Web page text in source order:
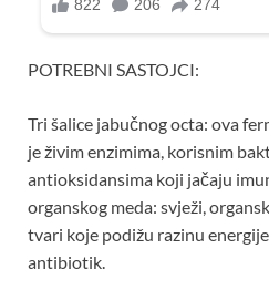
POTREBNI SASTOJCI:
Tri šalice jabučnog octa: ova
je živim enzimima, korisnim
antioksidansima koji jačaju
organskog meda: svježi,
tvari koje podižu razinu
antibiotik.